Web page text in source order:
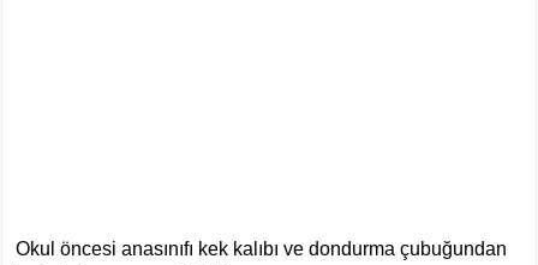
Okul öncesi anasınıfı kek kalıbı ve dondurma çubuğundan